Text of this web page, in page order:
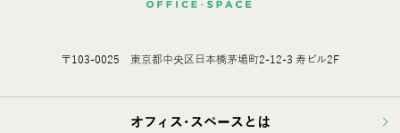
〒103-0025 東京都中央区日本橋茅場町2-12-3 寿ビル2F
オフィス･スペースとは